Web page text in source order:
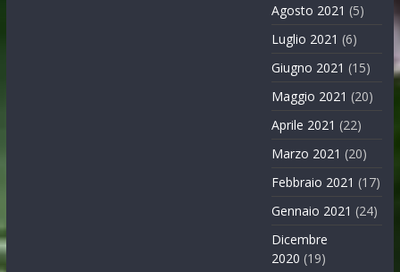
Agosto 2021 (5)
Luglio 2021 (6)
Giugno 2021 (15)
Maggio 2021 (20)
Aprile 2021 (22)
Marzo 2021 (20)
Febbraio 2021 (17)
Gennaio 2021 (24)
Dicembre
2020 (19)